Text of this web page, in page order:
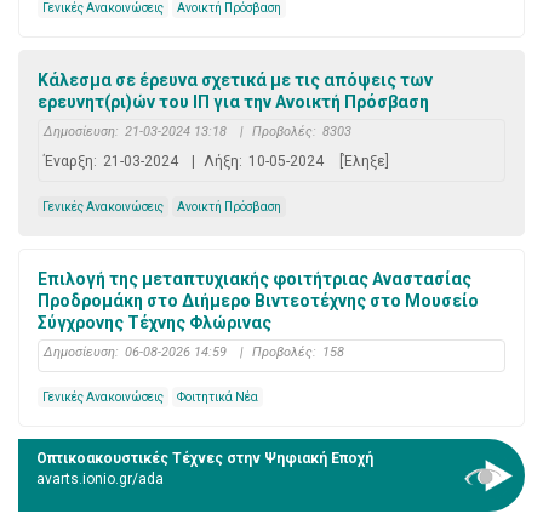
Γενικές Ανακοινώσεις Ανοικτή Πρόσβαση
Κάλεσμα σε έρευνα σχετικά με τις απόψεις των
ερευνητ(ρι)ών του ΙΠ για την Ανοικτή Πρόσβαση
Δημοσίευση: 21-03-2024 13:18 | Προβολές: 8303
Έναρξη: 21-03-2024 Λήξη: 10-05-2024 [Έληξε]
Γενικές Ανακοινώσεις Ανοικτή Πρόσβαση
Επιλογή της μεταπτυχιακής φοιτήτριας Αναστασίας
Προδρομάκη στο Διήμερο Βιντεοτέχνης στο Μουσείο
Σύγχρονης Τέχνης Φλώρινας
Δημοσίευση: 06-08-2026 14:59 | Προβολές: 158
Γενικές Ανακοινώσεις Φοιτητικά Νέα
Οπτικοακουστικές Τέχνες στην Ψηφιακή Εποχή
avarts.ionio.gr/ada